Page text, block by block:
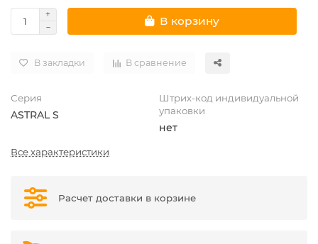
В корзину
В закладки В сравнение
Серия
ASTRAL S
Штрих-код индивидуальной
упаковки
нет
Все характеристики
Расчет доставки в корзине